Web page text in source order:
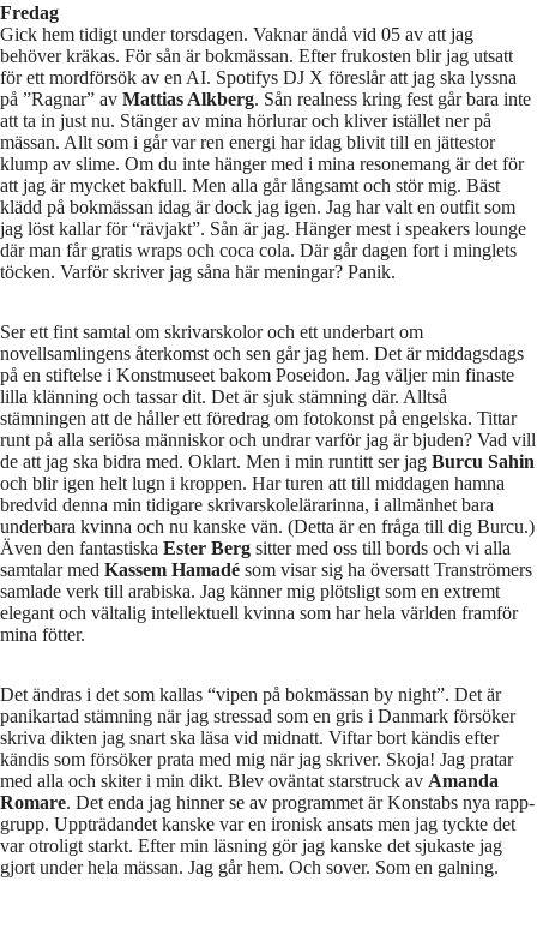
Fredag
Gick hem tidigt under torsdagen. Vaknar ändå vid 05 av att jag
behöver kräkas. För sån är bokmässan. Efter frukosten blir jag utsatt
för ett mordförsök av en AI. Spotifys DJ X föreslår att jag ska lyssna
på ”Ragnar” av Mattias Alkberg. Sån realness kring fest går bara inte
att ta in just nu. Stänger av mina hörlurar och kliver istället ner på
mässan. Allt som i går var ren energi har idag blivit till en jättestor
klump av slime. Om du inte hänger med i mina resonemang är det för
att jag är mycket bakfull. Men alla går långsamt och stör mig. Bäst
klädd på bokmässan idag är dock jag igen. Jag har valt en outfit som
jag löst kallar för “rävjakt”. Sån är jag. Hänger mest i speakers lounge
där man får gratis wraps och coca cola. Där går dagen fort i minglets
töcken. Varför skriver jag såna här meningar? Panik.
Ser ett fint samtal om skrivarskolor och ett underbart om
novellsamlingens återkomst och sen går jag hem. Det är middagsdags
på en stiftelse i Konstmuseet bakom Poseidon. Jag väljer min finaste
lilla klänning och tassar dit. Det är sjuk stämning där. Alltså
stämningen att de håller ett föredrag om fotokonst på engelska. Tittar
runt på alla seriösa människor och undrar varför jag är bjuden? Vad vill
de att jag ska bidra med. Oklart. Men i min runtitt ser jag Burcu Sahin
och blir igen helt lugn i kroppen. Har turen att till middagen hamna
bredvid denna min tidigare skrivarskolelärarinna, i allmänhet bara
underbara kvinna och nu kanske vän. (Detta är en fråga till dig Burcu.)
Även den fantastiska Ester Berg sitter med oss till bords och vi alla
samtalar med Kassem Hamadé som visar sig ha översatt Tranströmers
samlade verk till arabiska. Jag känner mig plötsligt som en extremt
elegant och vältalig intellektuell kvinna som har hela världen framför
mina fötter.
Det ändras i det som kallas “vipen på bokmässan by night”. Det är
panikartad stämning när jag stressad som en gris i Danmark försöker
skriva dikten jag snart ska läsa vid midnatt. Viftar bort kändis efter
kändis som försöker prata med mig när jag skriver. Skoja! Jag pratar
med alla och skiter i min dikt. Blev oväntat starstruck av Amanda
Romare. Det enda jag hinner se av programmet är Konstabs nya rapp-
grupp. Uppträdandet kanske var en ironisk ansats men jag tyckte det
var otroligt starkt. Efter min läsning gör jag kanske det sjukaste jag
gjort under hela mässan. Jag går hem. Och sover. Som en galning.